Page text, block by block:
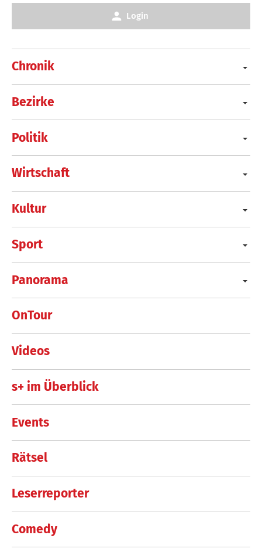
Chronik
Bezirke
Politik
Wirtschaft
Kultur
Sport
Panorama
OnTour
Videos
s+ im Überblick
Events
Rätsel
Leserreporter
Comedy
Login